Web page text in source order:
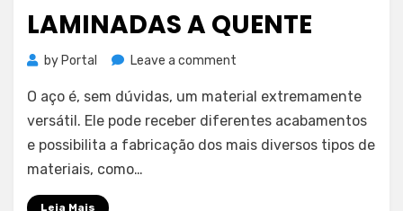
LAMINADAS A QUENTE
by Portal Leave a comment
de
aço
laminadas
O aço é, sem dúvidas, um material extremamente
versátil. Ele pode receber diferentes acabamentos
e possibilita a fabricação dos mais diversos tipos de
materiais, como…
Leia Mais